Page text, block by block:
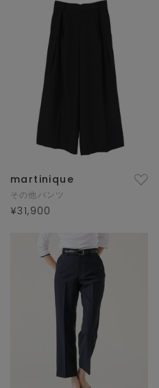
martinique
その他パンツ
¥31,900